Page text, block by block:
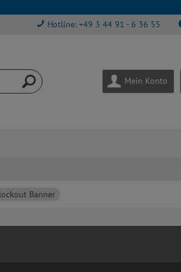
Hotline: +49 3 44 91 - 6 36 55
Mein Konto
Banner